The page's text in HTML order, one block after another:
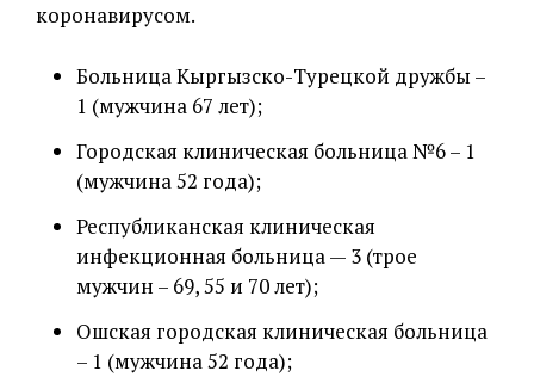
коронавирусом.
Больница Кыргызско-Турецкой дружбы –
1 (мужчина 67 лет);
Городская клиническая больница №6 – 1
(мужчина 52 года);
Республиканская клиническая
инфекционная больница — 3 (трое
мужчин – 69, 55 и 70 лет);
Ошская городская клиническая больница
– 1 (мужчина 52 года);